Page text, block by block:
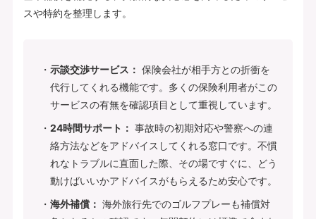
スや特約を整理します。
示談交渉サービス： 保険会社が相手方との折衝を
代行してくれる機能です。多くの保険利用者がこの
サービスの有無を確認項目として重視しています。
24時間サポート： 事故時の初期対応や警察への連
絡方法などをアドバイスしてくれる窓口です。不慣
れなトラブルに直面した際、その場ですぐに、どう
動けばいいかアドバイスがもらえるため安心です。
海外補償： 海外旅行先でのゴルフプレーも補償対